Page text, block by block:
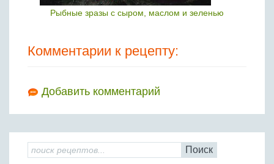
Рыбные зразы с сыром, маслом и зеленью
Комментарии к рецепту:
Добавить комментарий
Поиск